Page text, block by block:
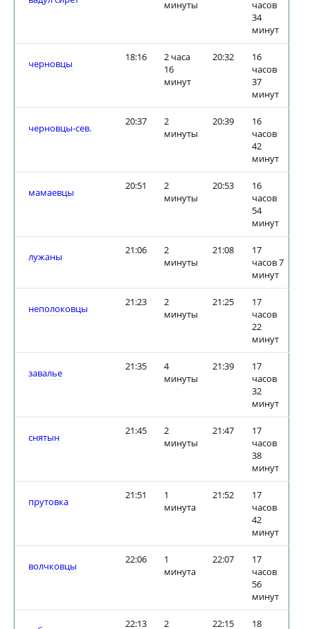
минуты
часов
34
минут
черновцы
18:16
2 часа
16
минут
20:32
16
часов
37
минут
черновцы-сев.
20:37
2
минуты
20:39
16
часов
42
минут
мамаевцы
20:51
2
минуты
20:53
16
часов
54
минут
лужаны
21:06
2
минуты
21:08
17
часов 7
минут
неполоковцы
21:23
2
минуты
21:25
17
часов
22
минут
завалье
21:35
4
минуты
21:39
17
часов
32
минут
снятын
21:45
2
минуты
21:47
17
часов
38
минут
прутовка
21:51
1
минута
21:52
17
часов
42
минут
волчковцы
22:06
1
минута
22:07
17
часов
56
минут
22:13
2
22:15
18